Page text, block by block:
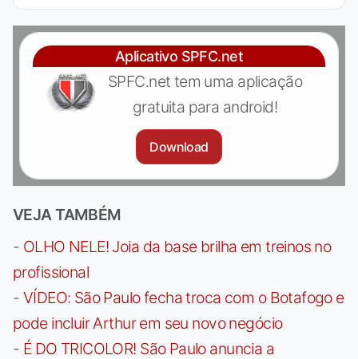
Aplicativo SPFC.net
SPFC.net tem uma aplicação
gratuita para android!
Download
VEJA TAMBÉM
- OLHO NELE! Joia da base brilha em treinos no
profissional
- VÍDEO: São Paulo fecha troca com o Botafogo e
pode incluir Arthur em seu novo negócio
- É DO TRICOLOR! São Paulo anuncia a